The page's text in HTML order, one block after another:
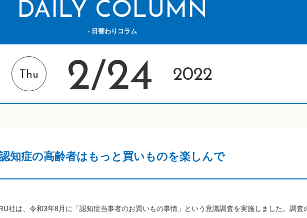
DAILY COLUMN
- 日替わりコラム
Thu 2/24 2022
知症の高齢者はもっと買いものを楽しんで
は、令和3年8月に「認知症当事者のお買いもの事情」という意識調査を実施しました。調査